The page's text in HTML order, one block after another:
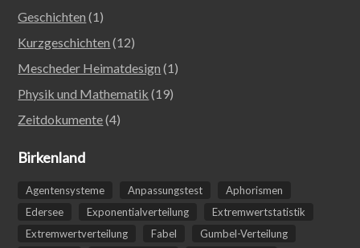
Geschichten (1)
Kurzgeschichten (12)
Mescheder Heimatdesign (1)
Physik und Mathematik (19)
Zeitdokumente(4)
Birkenland
Agentensysteme Anpassungstest
Aphorismen
Edersee
Exponentialverteilung
Extremwertstatistik
Extremwertverteilung
Fabel
Gumbel-Verteilung